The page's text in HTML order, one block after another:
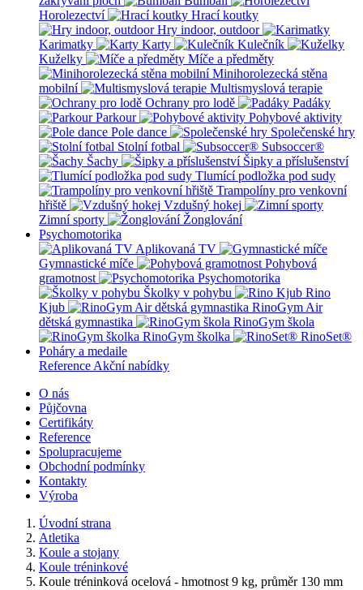
Horolezectví
Hrací koutky
Hry indoor, outdoor
Karimatky
Karty
Kulečník
Kuželky
Míče a předměty
Minihorolezecká stěna
mobilní
Multismyslová terapie
Ochrany pro lodě
Padáky
Parkour
Pohybové aktivity
Pole dance
Společenské hry
Stolní fotbal
Subsoccer®
Šachy
Šipky a příslušenství
Tlumící podložka pod sudy
Trampolíny pro venkovní
hřiště
Vzdušný hokej
Zimní sporty
Žonglování
Psychomotorika
Aplikovaná TV
Gymnastické míče
Pohybová
gramotnost
Psychomotorika
Školky v pohybu
Rino
Kjub
RinoGym Air
dětská gymnastika
RinoGym škola
RinoGym školka
RinoSet®
Poháry a medaile
Reference Akční nabídky
O nás
Půjčovna
Certifikáty
Reference
Spolupracujeme
Obchodní podmínky
Kontakty
Výroba
Úvodní strana
Atletika
Koule a stojany
Koule tréninkové
Koule tréninková ocelová - hmotnost 9 kg, průměr 130 mm